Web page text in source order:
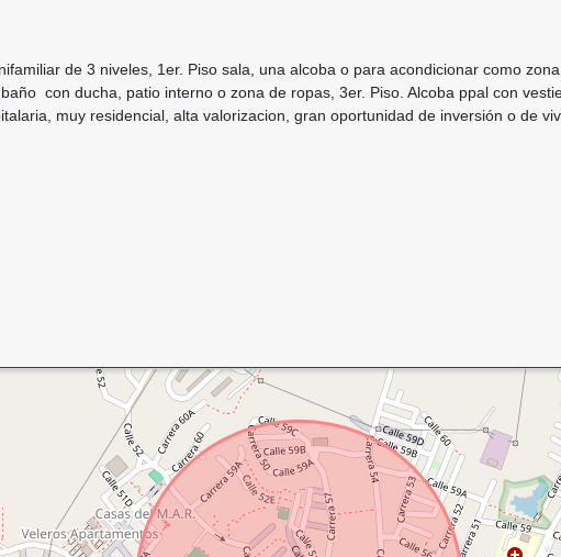
de 3 niveles, 1er. Piso sala, una alcoba o para acondicionar como
con ducha, patio interno o zona de ropas, 3er. Piso. Alcoba ppal con
muy residencial, alta valorizacion, gran oportunidad de inversión o de